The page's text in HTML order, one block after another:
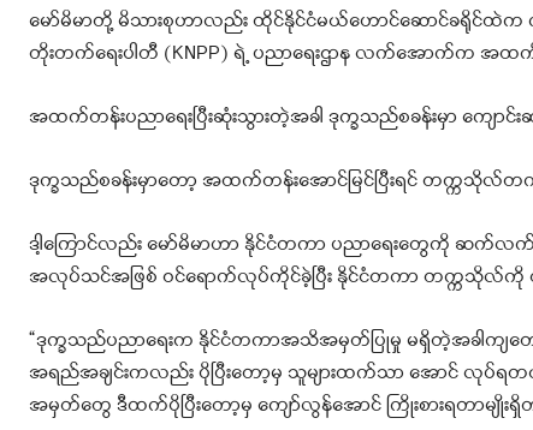
မော်မိမာတို့ မိသားစုဟာလည်း ထိုင်နိုင်ငံမယ်ဟောင်ဆောင်ခရိုင်ထဲက က
တိုးတက်ရေးပါတီ (KNPP) ရဲ့ ပညာရေးဌာန လက်အောက်က အထ
အထက်တန်းပညာရေးပြီးဆုံးသွားတဲ့အခါ ဒုက္ခသည်စခန်းမှာ ကျောင်
ဒုက္ခသည်စခန်းမှာတော့ အထက်တန်းအောင်မြင်ပြီးရင် တက္က
ဒါ့ကြောင်လည်း မော်မိမာဟာ နိုင်ငံတကာ ပညာရေးတွေကို ဆက်
အလုပ်သင်အဖြစ် ဝင်ရောက်လုပ်ကိုင်ခဲ့ပြီး နိုင်ငံတကာ တက္ကသိုလ်ကို
“ဒုက္ခသည်ပညာရေးက နိုင်ငံတကာအသိအမှတ်ပြုမှု မရှိတဲ့အခါကျတေ
အရည်အချင်းကလည်း ပိုပြီးတော့မှ သူများထက်သာ အောင် လုပ်ရ
အမှတ်တွေ ဒီထက်ပိုပြီးတော့မှ ကျော်လွန်အောင် ကြိုးစားရတာမျိုးရှိ